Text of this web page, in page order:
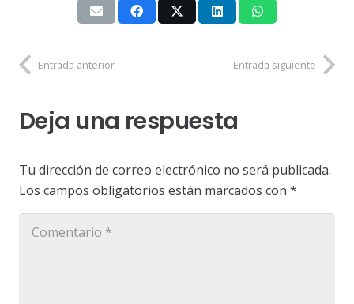
Entrada anterior Entrada siguiente
Deja una respuesta
Tu dirección de correo electrónico no será publicada.
Los campos obligatorios están marcados con *